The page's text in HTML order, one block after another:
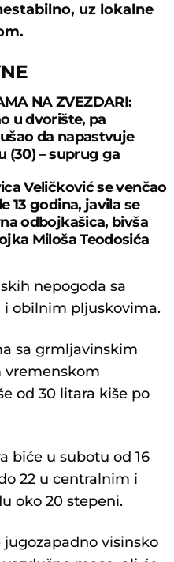
uz lokalne
NA ZVEZDARI:
u dvorište, pa
da napastvuje
(30) – suprug ga
Veličković se venčao
13 godina, javila se
odbojkašica, bivša
Miloša Teodosića
nepogoda sa
obilnim pljuskovima.
sa grmljavinskim
vremenskom
od 30 litara kiše po
biće u subotu od 16
22 u centralnim i
oko 20 stepeni.
jugozapadno visinsko